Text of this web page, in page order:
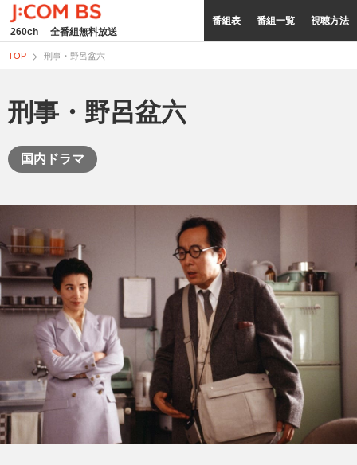
260ch 全番組無料放送
番組表 番組一覧 視聴方法
TOP 刑事・野呂盆六
刑事・野呂盆六
国内ドラマ